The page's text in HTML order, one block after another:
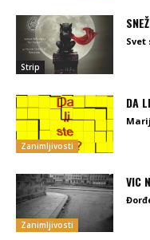
Strip
Svet
Zanimljivosti
DA
Zanimljivosti
VIC